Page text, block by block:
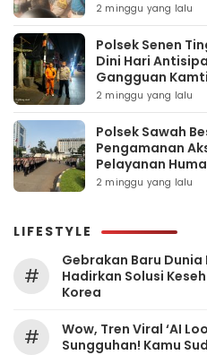
2 minggu yang lalu
Polsek Senen
Dini Hari
Gangguan
2 minggu yang lalu
Polsek Sawah
Pengamanan
Pelayanan
2 minggu yang lalu
LIFESTYLE
#
Gebrakan Baru
Hadirkan Solusi
Korea
#
Wow, Tren Viral ‘AI
Sungguhan! Kamu